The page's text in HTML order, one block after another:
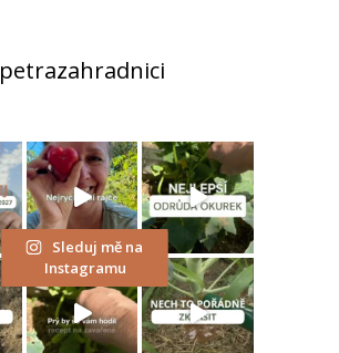
petrazahradnici
Sleduj mě na
Instagramu